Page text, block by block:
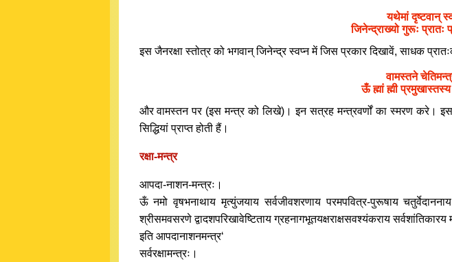
यथेमां दृष्टवान्
जिनेन्द्राख्यो गुरूः
इस जैनरक्षा स्तोत्र को भगवान् जिनेन्द्र स्वप्न में जिस प्रकार दिखावें, साधक
वामस्तने
ऊँ ह्मां ह्मी
और वामस्तन पर (इस मन्त्र को लिखे)। इन सत्रह मन्त्रवर्णों का स्मरण करे।
सिद्धियां प्राप्त होती हैं।
रक्षा-मन्त्र
आपदा-नाशन-मन्त्रः।
ऊँ नमो वृषभनाथाय मृत्युंजयाय सर्वजीवशरणाय परमपवित्र-पुरूषाय चतुर्वेदाननाय
श्रीसमवसरणे द्वादशपरिखावेष्टिताय ग्रहनागभूतयक्षराक्षसवश्यंकराय
इति आपदानाशनमन्त्र‘
सर्वरक्षामन्त्रः।